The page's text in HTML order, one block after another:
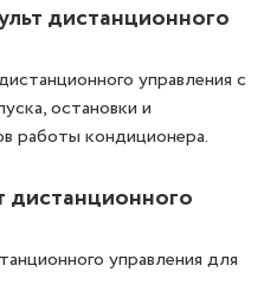
дистанционного
управления с
остановки и
работы кондиционера.
дистанционного
управления для